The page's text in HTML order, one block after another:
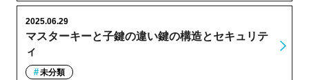
マスターキーと子鍵の違い鍵の構造とセキュリテ
ィ
2025.06.29
未分類